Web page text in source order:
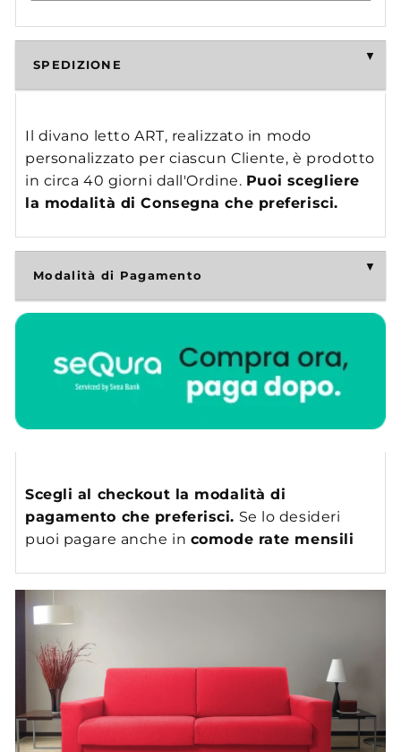
SPEDIZIONE
Il divano letto ART, realizzato in modo
personalizzato per ciascun Cliente, è prodotto
in circa 40 giorni dall'Ordine. Puoi scegliere
la modalità di Consegna che preferisci.
Modalità di Pagamento
Scegli al checkout la modalità di
pagamento che preferisci. Se lo desideri
puoi pagare anche in comode rate mensili